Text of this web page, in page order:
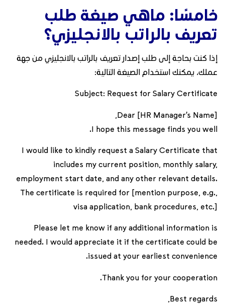
خامسًا: ماهي صيغة طلب
تعريف بالراتب بالانجليزي؟
إذا كنت بحاجة إلى طلب إصدار تعريف بالراتب بالانجليزي من جهة
عملك، يمكنك استخدام الصيغة التالية:
Subject: Request for Salary Certificate
Dear [HR Manager’s Name],
I hope this message finds you well.
I would like to kindly request a Salary Certificate that
includes my current position, monthly salary,
employment start date, and any other relevant details.
The certificate is required for [mention purpose, e.g.,
visa application, bank procedures, etc.]
Please let me know if any additional information is
needed. I would appreciate it if the certificate could be
issued at your earliest convenience.
Thank you for your cooperation.
Best regards,